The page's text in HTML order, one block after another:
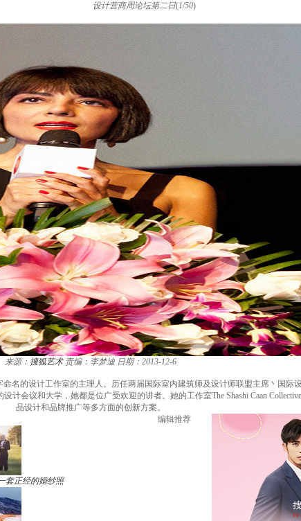
设计营商周论坛第二日(1/50)
来源： 搜狐艺术 责编：李梦迪 日期：2013-12-6
命名的设计工作室的主理人。历任两届国际室内建筑师及设计师联盟主席丶国际
计会议和大学，她都是位广受欢迎的讲者。她的工作室The Shashi Caan
品设计和品牌推广等多方面的创新方案。
编辑推荐
套正经的婚纱照